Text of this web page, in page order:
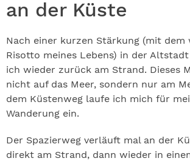
an der Küste
Nach einer kurzen Stärkung (mit dem
Risotto meines Lebens) in der
ich wieder zurück am Strand. Dieses
nicht auf das Meer, sondern nur am
dem Küstenweg laufe ich mich für
Wanderung ein.
Der Spazierweg verläuft mal an der
direkt am Strand, dann wieder in